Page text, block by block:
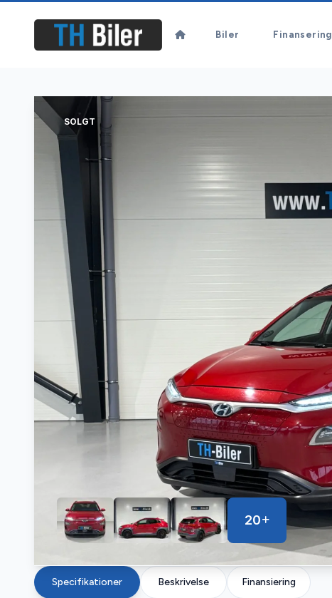
Biler Finansering
SOLGT
20
Specifikationer Beskrivelse Finansiering